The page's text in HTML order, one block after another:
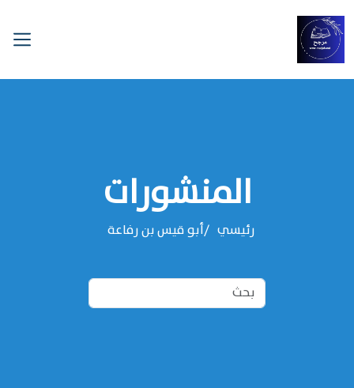
المنشورات
رئيسي ‌‌أبو قيس بن رفاعة